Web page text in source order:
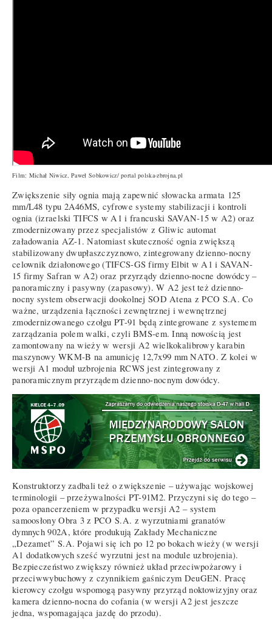
Film: Michał Niwicz, Paweł Sobkowicz/ portal polska-zbrojna.pl
Zwiększenie siły ognia mają zapewnić słowacka armata 125
mm/L48 typu 2A46MS, cyfrowe systemy stabilizacji i kontroli
ognia (izraelski TIFCS w A1 i francuski SAVAN-15 w A2) oraz
zmodernizowany przez specjalistów z Gliwic automat
załadowania AZ-1. Natomiast skuteczność ognia zwiększą
stabilizowany dwupłaszczyznowo, zintegrowany dzienno-nocny
celownik działonowego (TIFCS-GS firmy Elbit w A1 i SAVAN-
15 firmy Safran w A2) oraz przyrządy dzienno-nocne dowódcy –
panoramiczny i pasywny (zapasowy). W A2 jest też dzienno-
nocny system obserwacji dookolnej SOD Atena z PCO S.A. Co
ważne, urządzenia łączności zewnętrznej i wewnętrznej
zmodernizowanego czołgu PT-91 będą zintegrowane z systemem
zarządzania polem walki, czyli BMS-em. Inną nowością jest
zamontowany na wieży w wersji A2 wielkokalibrowy karabin
maszynowy WKM-B na amunicję 12,7x99 mm NATO. Z kolei w
wersji A1 moduł uzbrojenia RCWS jest zintegrowany z
panoramicznym przyrządem dzienno-nocnym dowódcy.
Konstruktorzy zadbali też o zwiększenie – używając wojskowej
terminologii – przeżywalności PT-91M2. Przyczyni się do tego –
poza opancerzeniem w przypadku wersji A2 – system
samoosłony Obra 3 z PCO S.A. z wyrzutniami granatów
dymnych 902A, które produkują Zakłady Mechaniczne
„Dezamet” S.A. Pojawi się ich po 12 po bokach wieży (w wersji
A1 dodatkowych sześć wyrzutni jest na module uzbrojenia).
Bezpieczeństwo zwiększy również układ przeciwpożarowy i
przeciwwybuchowy z czynnikiem gaśniczym DeuGEN. Pracę
kierowcy czołgu wspomogą pasywny przyrząd noktowizyjny oraz
kamera dzienno-nocna do cofania (w wersji A2 jest jeszcze
jedna, wspomagająca jazdę do przodu).